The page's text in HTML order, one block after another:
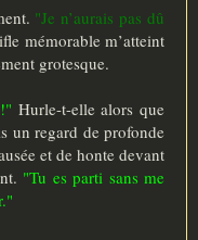
"Je n’aurais pas dû
mémorable m’atteint
grotesque.
Hurle-t-elle alors que
un regard de profonde
et de honte devant
"Tu es parti sans me